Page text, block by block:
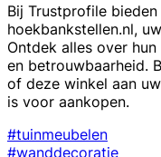
Bij Trustprofile
hoekbankstellen.nl,
Ontdek alles over
en betrouwbaarheid.
of deze winkel aan
is voor aankopen.
#tuinmeubelen
#wanddecoratie